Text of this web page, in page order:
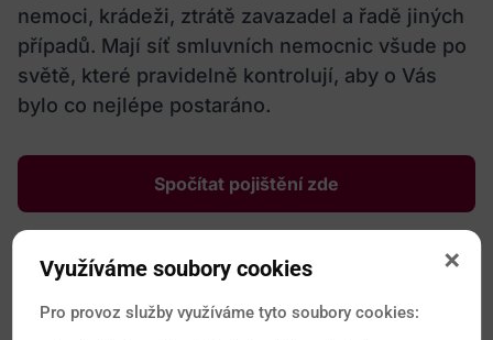
nemoci, krádeži, ztrátě zavazadel a řadě jiných
případů. Mají síť smluvních nemocnic všude po
světě, které pravidelně kontrolují, aby o Vás
bylo co nejlépe postaráno.
Spočítat pojištění zde
Využíváme soubory cookies
Pro provoz služby využíváme tyto soubory cookies: